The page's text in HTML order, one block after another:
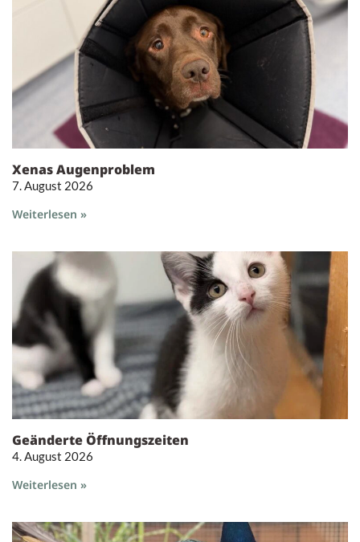
Xenas Augenproblem
7. August 2026
Weiterlesen »
Geänderte Öffnungszeiten
4. August 2026
Weiterlesen »